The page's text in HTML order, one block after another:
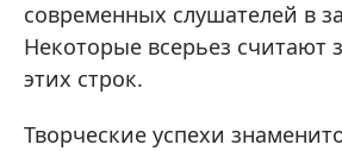
современных слушателей в
Некоторые всерьез считают
этих строк.
Творческие успехи